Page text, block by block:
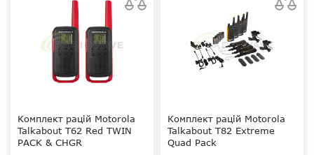
Комплект рацій Motorola
Talkabout T62 Red TWIN
PACK & CHGR
Комплект рацій Motorola
Talkabout T82 Extreme
Quad Pack